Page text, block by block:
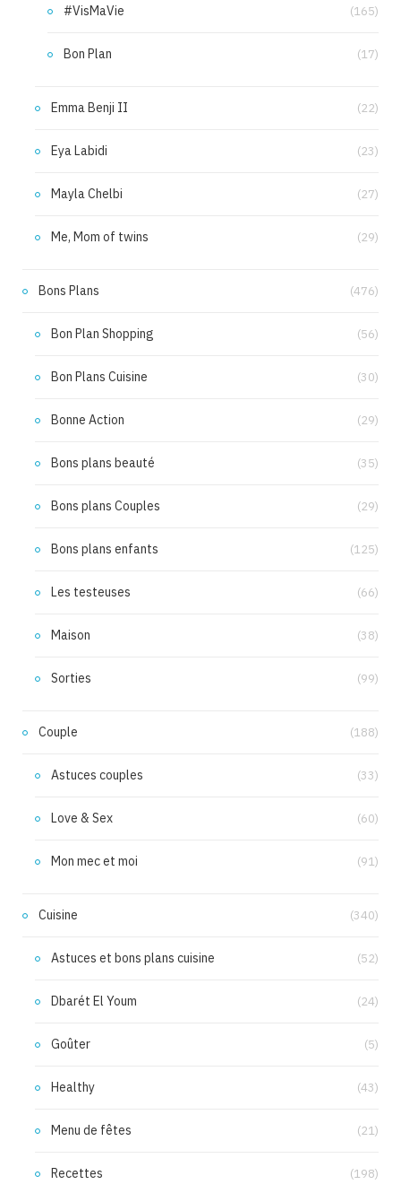
#VisMaVie (165)
Bon Plan (17)
Emma Benji II (22)
Eya Labidi (23)
Mayla Chelbi (27)
Me, Mom of twins (29)
Bons Plans (476)
Bon Plan Shopping (56)
Bon Plans Cuisine (30)
Bonne Action (29)
Bons plans beauté (35)
Bons plans Couples (29)
Bons plans enfants (125)
Les testeuses (66)
Maison (38)
Sorties (99)
Couple (188)
Astuces couples (33)
Love & Sex (60)
Mon mec et moi (91)
Cuisine (340)
Astuces et bons plans cuisine (52)
Dbarét El Youm (24)
Goûter (5)
Healthy (43)
Menu de fêtes (21)
Recettes (198)